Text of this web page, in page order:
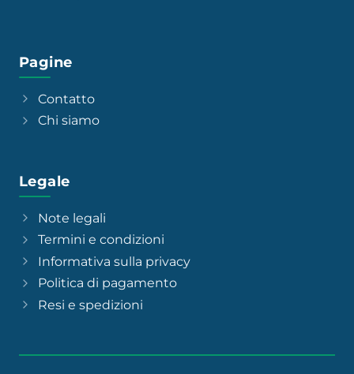
Pagine
Contatto
Chi siamo
Legale
Note legali
Termini e condizioni
Informativa sulla privacy
Politica di pagamento
Resi e spedizioni